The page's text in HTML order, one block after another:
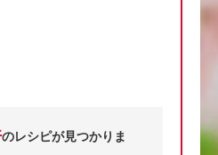
のレシピが見つかりま